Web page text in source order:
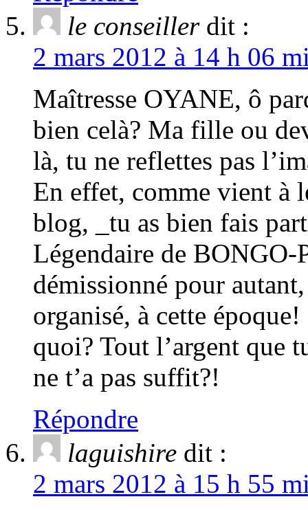
le conseiller dit :
2 mars 2012 à 14 h 06
Maîtresse OYANE, ô
bien celà? Ma fille ou
là, tu ne reflettes pas
En effet, comme vient à
blog, _tu as bien fais
Légendaire de BONGO-
démissionné pour
organisé, à cette
quoi? Tout l’argent que
ne t’a pas suffit?!
Répondre
laguishire dit :
2 mars 2012 à 15 h 55